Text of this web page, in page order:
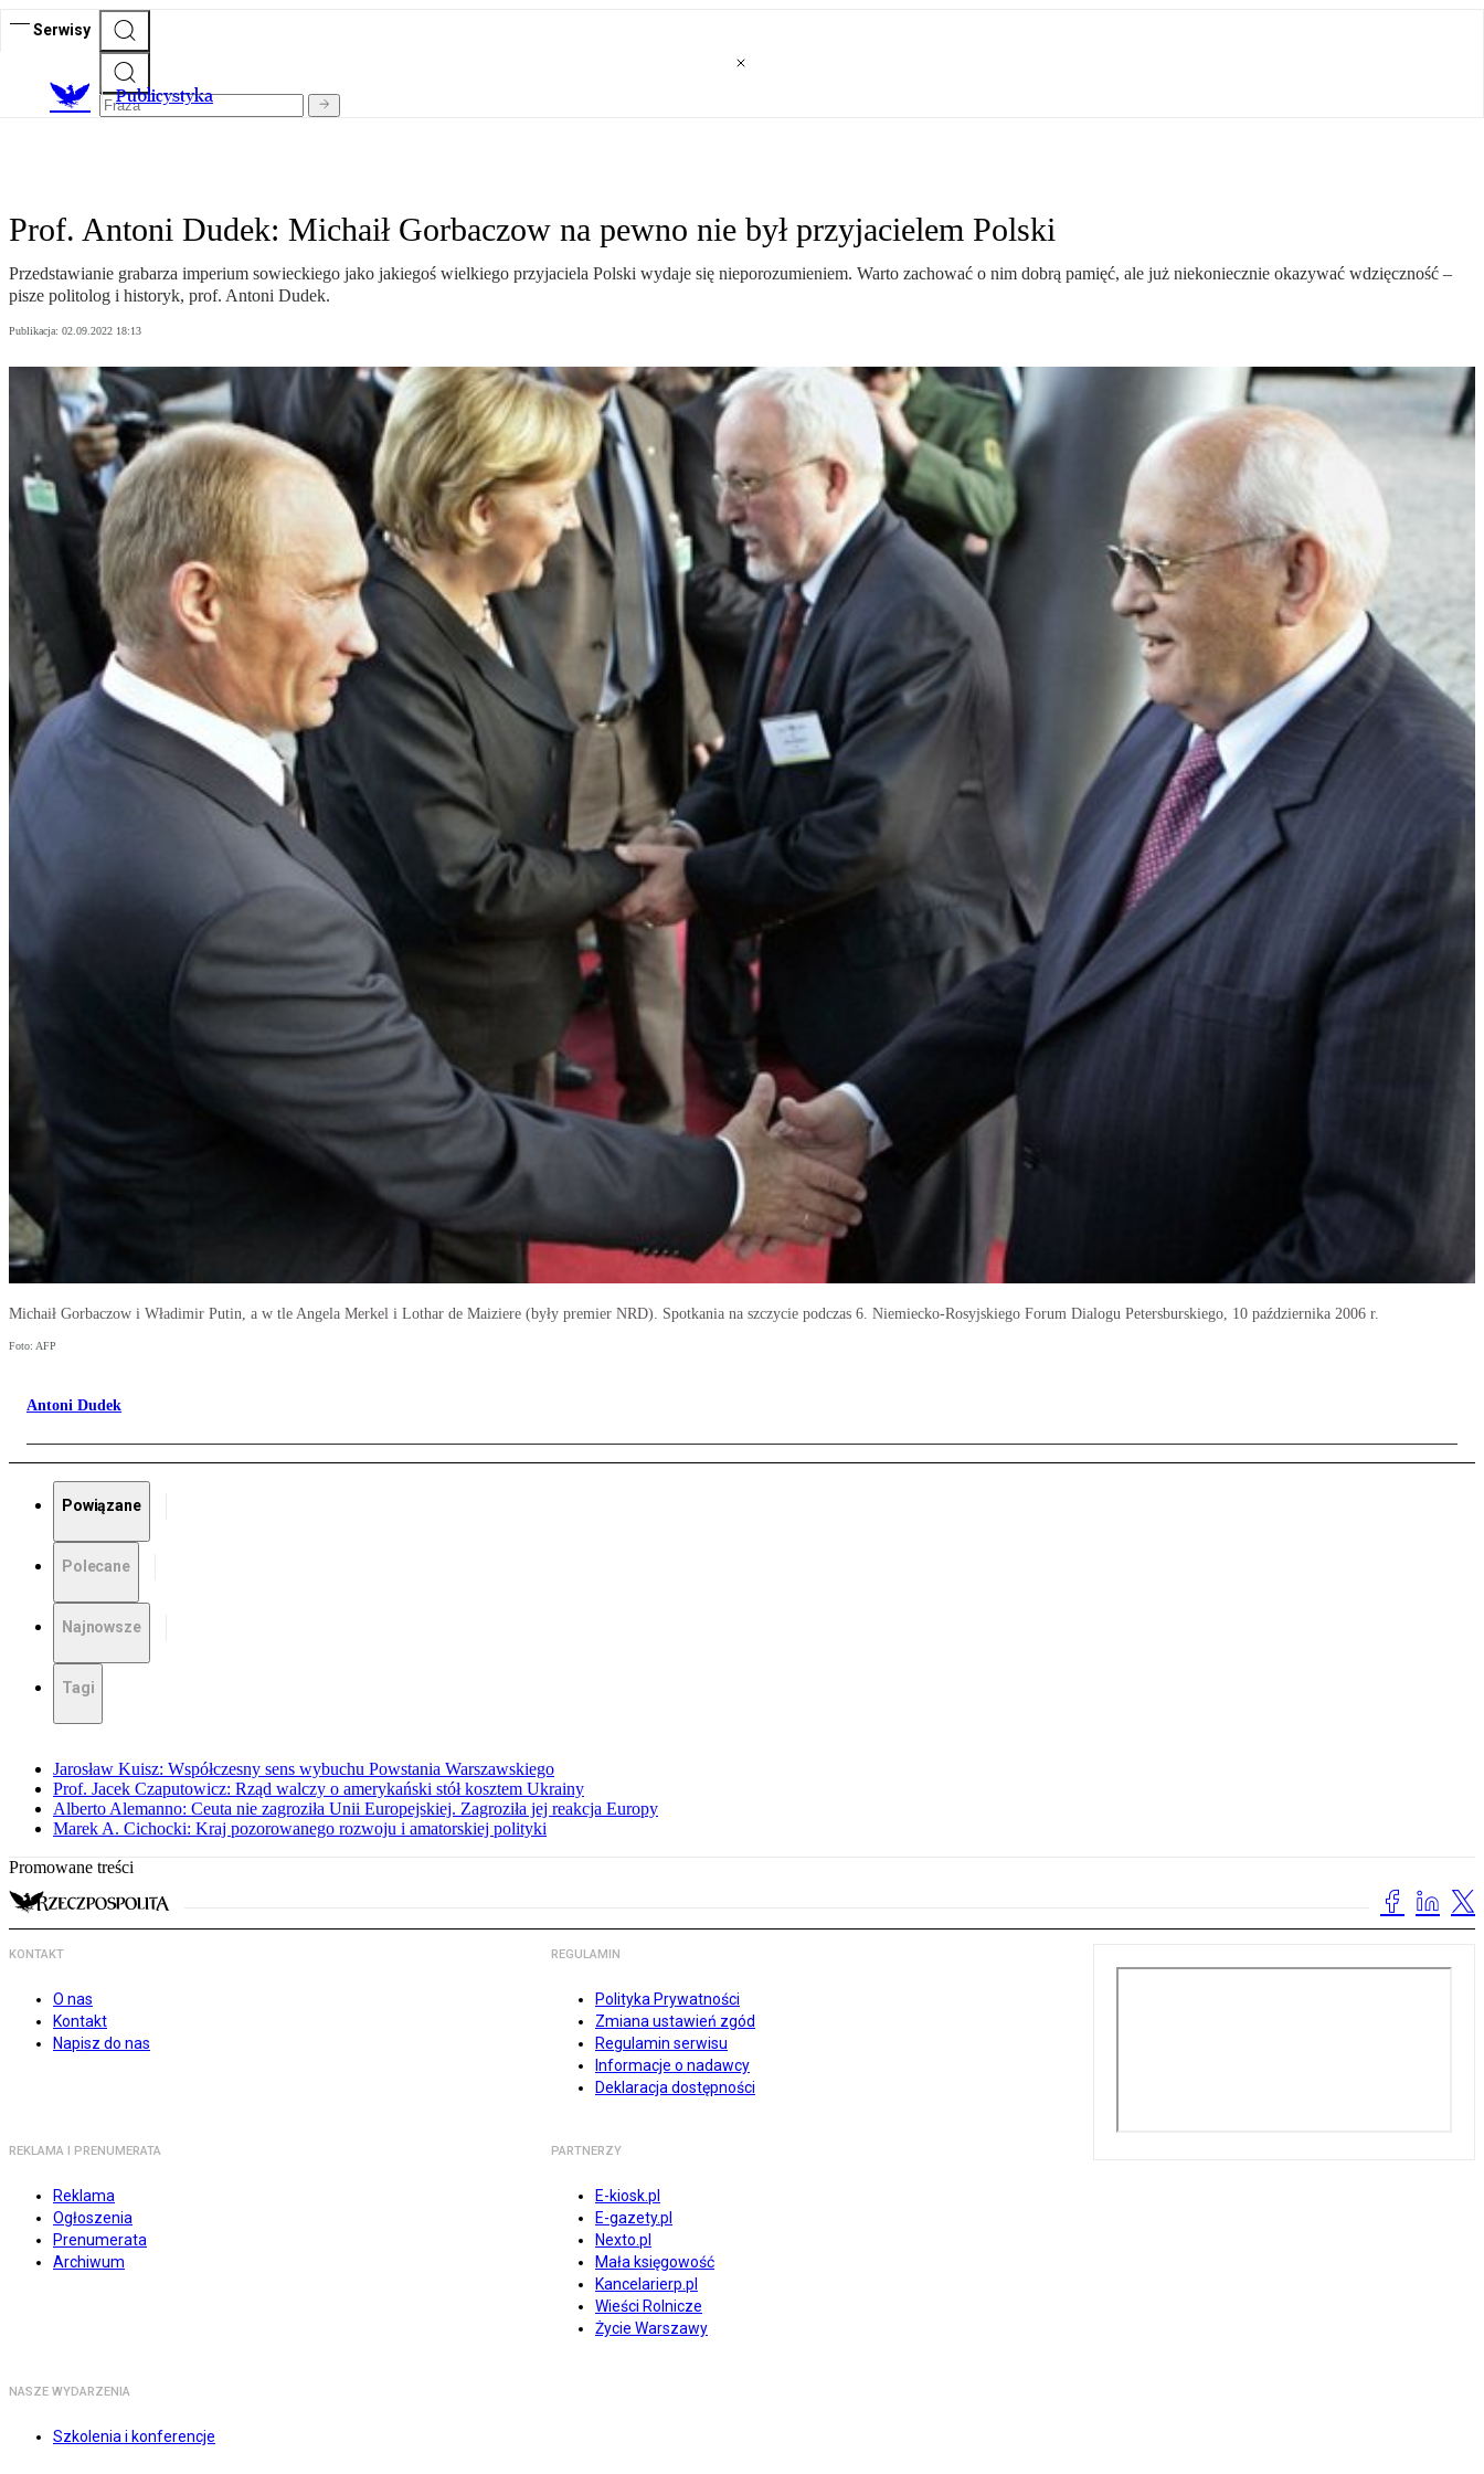
Serwisy
Publicystyka
Prof. Antoni Dudek: Michaił Gorbaczow na pewno nie był przyjacielem Polski
Przedstawianie grabarza imperium sowieckiego jako jakiegoś wielkiego przyjaciela Polski wydaje się nieporozumieniem. Warto zachować o nim dobrą pamięć, ale już niekoniecznie okazywać wdzięczność –
pisze politolog i historyk, prof. Antoni Dudek.
Publikacja: 02.09.2022 18:13
Michaił Gorbaczow i Władimir Putin, a w tle Angela Merkel i Lothar de Maiziere (były premier NRD). Spotkania na szczycie podczas 6. Niemiecko-Rosyjskiego Forum Dialogu Petersburskiego, 10 października 2006 r.
Foto: AFP
Antoni Dudek
Powiązane
Polecane
Najnowsze
Tagi
Jarosław Kuisz: Współczesny sens wybuchu Powstania Warszawskiego
Prof. Jacek Czaputowicz: Rząd walczy o amerykański stół kosztem Ukrainy
Alberto Alemanno: Ceuta nie zagroziła Unii Europejskiej. Zagroziła jej reakcja Europy
Marek A. Cichocki: Kraj pozorowanego rozwoju i amatorskiej polityki
Promowane treści
KONTAKT
O nas
Kontakt
Napisz do nas
REGULAMIN
Polityka Prywatności
Zmiana ustawień zgód
Regulamin serwisu
Informacje o nadawcy
Deklaracja dostępności
REKLAMA I PRENUMERATA
Reklama
Ogłoszenia
Prenumerata
Archiwum
PARTNERZY
E-kiosk.pl
E-gazety.pl
Nexto.pl
Mała księgowość
Kancelarierp.pl
Wieści Rolnicze
Życie Warszawy
NASZE WYDARZENIA
Szkolenia i konferencje